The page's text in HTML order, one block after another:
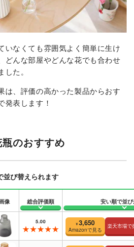
いなくても雰囲気よく簡単に生け
どんな部屋やどんな花でも合わせ
た。
は、評価の高かった製品からおす
発表します！
のおすすめ
並び替えられます
像 総合評価順 安い順で並
5.00 ¥ 3,650
Amazonで見る
楽天市場で